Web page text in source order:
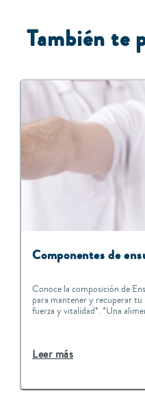
También te
Componentes de
Conoce la composición de
para mantener y recuperar tu
fuerza y vitalidad*. *Una
Leer más